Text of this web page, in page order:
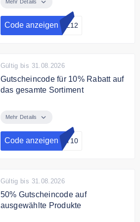
Bedingungen
Mehr Details
Code anzeigen OL12
Gültig bis 31.08.2026
Gutscheincode für 10% Rabatt auf
das gesamte Sortiment
10% Rabatt auf das gesamte
Sortiment zu sparen.
Mehr Details
Code anzeigen UT10
Gültig bis 31.08.2026
50% Gutscheincode auf
ausgewählte Produkte